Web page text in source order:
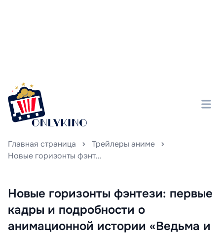
Главная страница
Трейлеры аниме
Новые горизонты фэнтези: первые кадры и подробности о анимационной истории «Ведьма и чудовище», рассказывающей о битве с тёмными силами и охоте на ведьм.
Новые горизонты фэнтези: первые
кадры и подробности о
анимационной истории «Ведьма и